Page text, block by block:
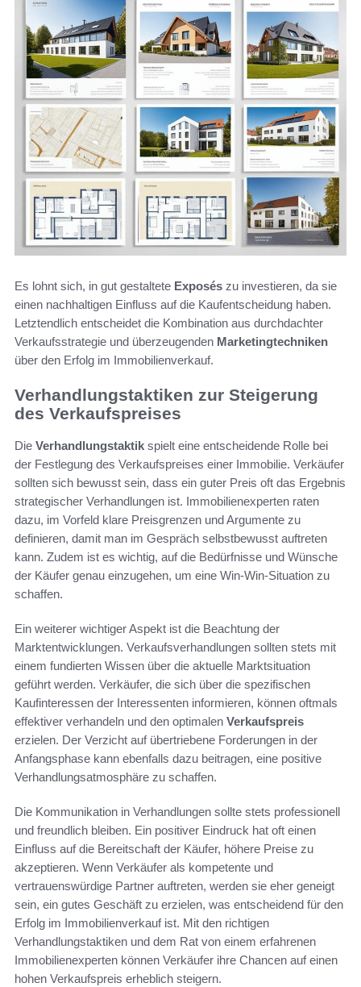
Es lohnt sich, in gut gestaltete Exposés zu investieren, da sie
einen nachhaltigen Einfluss auf die Kaufentscheidung haben.
Letztendlich entscheidet die Kombination aus durchdachter
Verkaufsstrategie und überzeugenden Marketingtechniken
über den Erfolg im Immobilienverkauf.
Verhandlungstaktiken zur Steigerung
des Verkaufspreises
Die Verhandlungstaktik spielt eine entscheidende Rolle bei
der Festlegung des Verkaufspreises einer Immobilie. Verkäufer
sollten sich bewusst sein, dass ein guter Preis oft das Ergebnis
strategischer Verhandlungen ist. Immobilienexperten raten
dazu, im Vorfeld klare Preisgrenzen und Argumente zu
definieren, damit man im Gespräch selbstbewusst auftreten
kann. Zudem ist es wichtig, auf die Bedürfnisse und Wünsche
der Käufer genau einzugehen, um eine Win-Win-Situation zu
schaffen.
Ein weiterer wichtiger Aspekt ist die Beachtung der
Marktentwicklungen. Verkaufsverhandlungen sollten stets mit
einem fundierten Wissen über die aktuelle Marktsituation
geführt werden. Verkäufer, die sich über die spezifischen
Kaufinteressen der Interessenten informieren, können oftmals
effektiver verhandeln und den optimalen Verkaufspreis
erzielen. Der Verzicht auf übertriebene Forderungen in der
Anfangsphase kann ebenfalls dazu beitragen, eine positive
Verhandlungsatmosphäre zu schaffen.
Die Kommunikation in Verhandlungen sollte stets professionell
und freundlich bleiben. Ein positiver Eindruck hat oft einen
Einfluss auf die Bereitschaft der Käufer, höhere Preise zu
akzeptieren. Wenn Verkäufer als kompetente und
vertrauenswürdige Partner auftreten, werden sie eher geneigt
sein, ein gutes Geschäft zu erzielen, was entscheidend für den
Erfolg im Immobilienverkauf ist. Mit den richtigen
Verhandlungstaktiken und dem Rat von einem erfahrenen
Immobilienexperten können Verkäufer ihre Chancen auf einen
hohen Verkaufspreis erheblich steigern.